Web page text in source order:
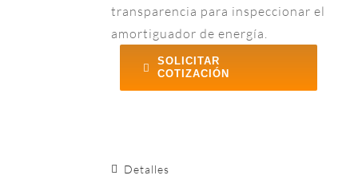
transparencia para inspeccionar el
amortiguador de energía.
SOLICITAR
COTIZACIÓN
Detalles